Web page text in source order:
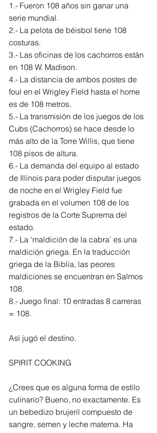
1.- Fueron 108 años sin ganar una
serie mundial.
2.- La pelota de béisbol tiene 108
costuras.
3.- Las oficinas de los cachorros están
en 108 W. Madison.
4.- La distancia de ambos postes de
foul en el Wrigley Field hasta el home
es de 108 metros.
5.- La transmisión de los juegos de los
Cubs (Cachorros) se hace desde lo
más alto de la Torre Willis, que tiene
108 pisos de altura.
6.- La demanda del equipo al estado
de Illinois para poder disputar juegos
de noche en el Wrigley Field fue
grabada en el volumen 108 de los
registros de la Corte Suprema del
estado.
7.- La ‘maldición de la cabra’ es una
maldición griega. En la traducción
griega de la Biblia, las peores
maldiciones se encuentran en Salmos
108.
8.- Juego final: 10 entradas 8 carreras
= 108.
Así jugó el destino.
SPIRIT COOKING
¿Crees que es alguna forma de estilo
culinario? Bueno, no exactamente. Es
un bebedizo brujeril compuesto de
sangre, semen y leche materna. Ha